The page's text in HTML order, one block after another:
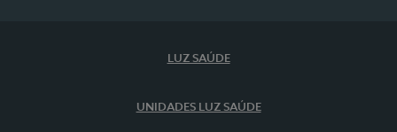
LUZ SAÚDE
UNIDADES LUZ SAÚDE